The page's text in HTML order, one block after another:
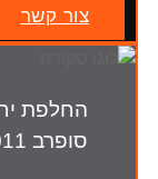
צור קשר
סופרב 2011 (ללא התקנה)